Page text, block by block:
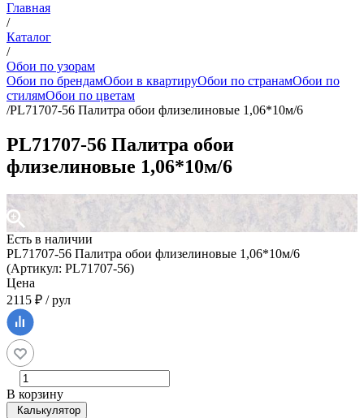
Главная
/
Каталог
/
Обои по узорам
Обои по брендамОбои в квартируОбои по странамОбои по
стилямОбои по цветам
/PL71707-56 Палитра обои флизелиновые 1,06*10м/6
PL71707-56 Палитра обои
флизелиновые 1,06*10м/6
Есть в наличии
PL71707-56 Палитра обои флизелиновые 1,06*10м/6
(Артикул: PL71707-56)
Цена
2115 ₽ / рул
В корзину
Калькулятор